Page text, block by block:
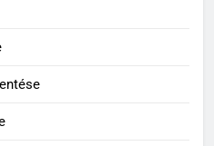
SZAVAK JELENTÉSE